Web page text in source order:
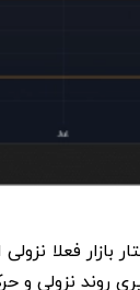
نزولی و حرکت دوباره